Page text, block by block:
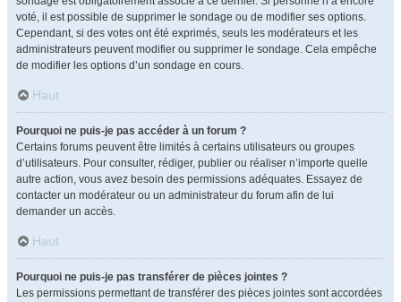
voté, il est possible de supprimer le sondage ou de modifier ses options.
Cependant, si des votes ont été exprimés, seuls les modérateurs et les
administrateurs peuvent modifier ou supprimer le sondage. Cela empêche
de modifier les options d’un sondage en cours.
Haut
Pourquoi ne puis-je pas accéder à un forum ?
Certains forums peuvent être limités à certains utilisateurs ou groupes
d’utilisateurs. Pour consulter, rédiger, publier ou réaliser n’importe quelle
autre action, vous avez besoin des permissions adéquates. Essayez de
contacter un modérateur ou un administrateur du forum afin de lui
demander un accès.
Haut
Pourquoi ne puis-je pas transférer de pièces jointes ?
Les permissions permettant de transférer des pièces jointes sont accordées